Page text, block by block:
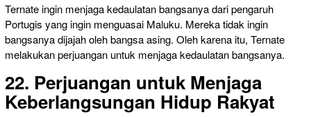
Ternate ingin menjaga kedaulatan bangsanya dari pengaruh
Portugis yang ingin menguasai Maluku. Mereka tidak ingin
bangsanya dijajah oleh bangsa asing. Oleh karena itu, Ternate
melakukan perjuangan untuk menjaga kedaulatan bangsanya.
22. Perjuangan untuk Menjaga
Keberlangsungan Hidup Rakyat